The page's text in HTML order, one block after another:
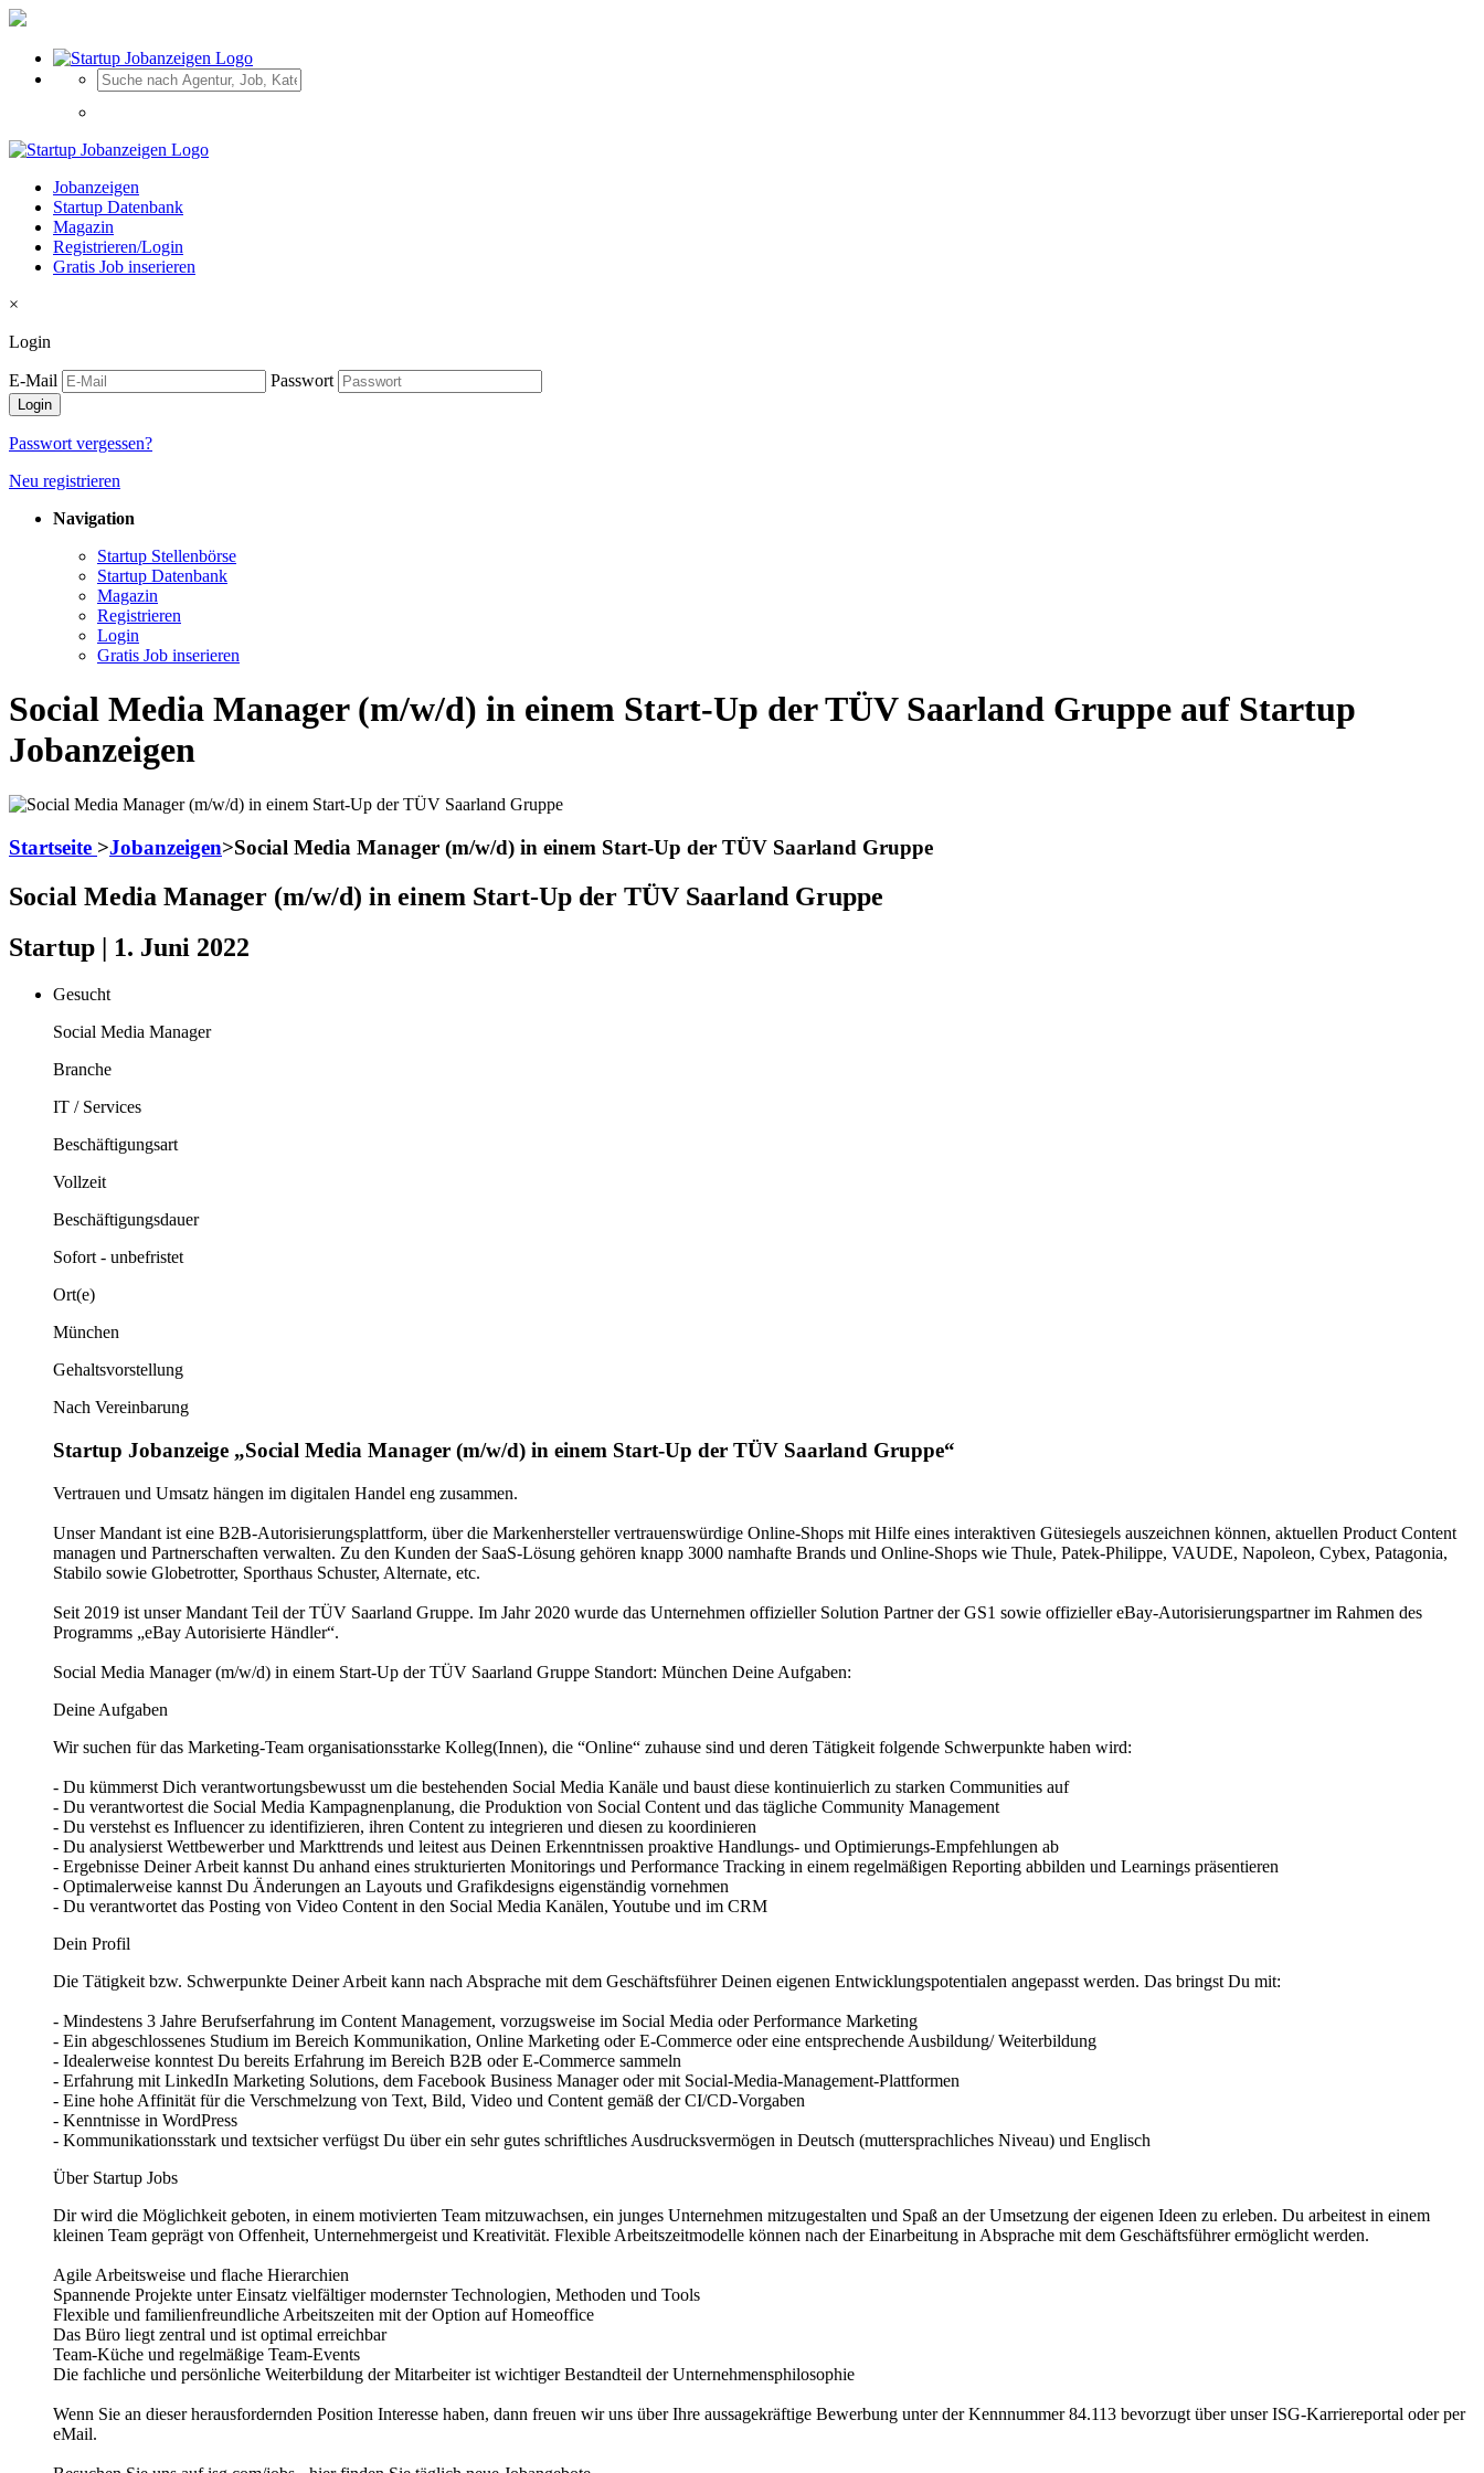
Jobanzeigen
Startup Datenbank
Magazin
Registrieren/Login
Gratis Job inserieren
×
Login
E-Mail Passwort
Passwort vergessen?
Neu registrieren
Navigation
Startup Stellenbörse
Startup Datenbank
Magazin
Registrieren
Login
Gratis Job inserieren
Social Media Manager (m/w/d) in einem Start-Up der TÜV Saarland Gruppe auf Startup
Jobanzeigen
Startseite >Jobanzeigen>Social Media Manager (m/w/d) in einem Start-Up der TÜV Saarland Gruppe
Social Media Manager (m/w/d) in einem Start-Up der TÜV Saarland Gruppe
Startup | 1. Juni 2022
Gesucht
Social Media Manager
Branche
IT / Services
Beschäftigungsart
Vollzeit
Beschäftigungsdauer
Sofort - unbefristet
Ort(e)
München
Gehaltsvorstellung
Nach Vereinbarung
Startup Jobanzeige „Social Media Manager (m/w/d) in einem Start-Up der TÜV Saarland Gruppe“
Vertrauen und Umsatz hängen im digitalen Handel eng zusammen.
Unser Mandant ist eine B2B-Autorisierungsplattform, über die Markenhersteller vertrauenswürdige Online-Shops mit Hilfe eines interaktiven Gütesiegels auszeichnen können, aktuellen Product Content
managen und Partnerschaften verwalten. Zu den Kunden der SaaS-Lösung gehören knapp 3000 namhafte Brands und Online-Shops wie Thule, Patek-Philippe, VAUDE, Napoleon, Cybex, Patagonia,
Stabilo sowie Globetrotter, Sporthaus Schuster, Alternate, etc.
Seit 2019 ist unser Mandant Teil der TÜV Saarland Gruppe. Im Jahr 2020 wurde das Unternehmen offizieller Solution Partner der GS1 sowie offizieller eBay-Autorisierungspartner im Rahmen des
Programms „eBay Autorisierte Händler“.
Social Media Manager (m/w/d) in einem Start-Up der TÜV Saarland Gruppe Standort: München Deine Aufgaben:
Deine Aufgaben
Wir suchen für das Marketing-Team organisationsstarke Kolleg(Innen), die “Online“ zuhause sind und deren Tätigkeit folgende Schwerpunkte haben wird:
- Du kümmerst Dich verantwortungsbewusst um die bestehenden Social Media Kanäle und baust diese kontinuierlich zu starken Communities auf
- Du verantwortest die Social Media Kampagnenplanung, die Produktion von Social Content und das tägliche Community Management
- Du verstehst es Influencer zu identifizieren, ihren Content zu integrieren und diesen zu koordinieren
- Du analysierst Wettbewerber und Markttrends und leitest aus Deinen Erkenntnissen proaktive Handlungs- und Optimierungs-Empfehlungen ab
- Ergebnisse Deiner Arbeit kannst Du anhand eines strukturierten Monitorings und Performance Tracking in einem regelmäßigen Reporting abbilden und Learnings präsentieren
- Optimalerweise kannst Du Änderungen an Layouts und Grafikdesigns eigenständig vornehmen
- Du verantwortet das Posting von Video Content in den Social Media Kanälen, Youtube und im CRM
Dein Profil
Die Tätigkeit bzw. Schwerpunkte Deiner Arbeit kann nach Absprache mit dem Geschäftsführer Deinen eigenen Entwicklungspotentialen angepasst werden. Das bringst Du mit:
- Mindestens 3 Jahre Berufserfahrung im Content Management, vorzugsweise im Social Media oder Performance Marketing
- Ein abgeschlossenes Studium im Bereich Kommunikation, Online Marketing oder E-Commerce oder eine entsprechende Ausbildung/ Weiterbildung
- Idealerweise konntest Du bereits Erfahrung im Bereich B2B oder E-Commerce sammeln
- Erfahrung mit LinkedIn Marketing Solutions, dem Facebook Business Manager oder mit Social-Media-Management-Plattformen
- Eine hohe Affinität für die Verschmelzung von Text, Bild, Video und Content gemäß der CI/CD-Vorgaben
- Kenntnisse in WordPress
- Kommunikationsstark und textsicher verfügst Du über ein sehr gutes schriftliches Ausdrucksvermögen in Deutsch (muttersprachliches Niveau) und Englisch
Über Startup Jobs
Dir wird die Möglichkeit geboten, in einem motivierten Team mitzuwachsen, ein junges Unternehmen mitzugestalten und Spaß an der Umsetzung der eigenen Ideen zu erleben. Du arbeitest in einem
kleinen Team geprägt von Offenheit, Unternehmergeist und Kreativität. Flexible Arbeitszeitmodelle können nach der Einarbeitung in Absprache mit dem Geschäftsführer ermöglicht werden.
Agile Arbeitsweise und flache Hierarchien
Spannende Projekte unter Einsatz vielfältiger modernster Technologien, Methoden und Tools
Flexible und familienfreundliche Arbeitszeiten mit der Option auf Homeoffice
Das Büro liegt zentral und ist optimal erreichbar
Team-Küche und regelmäßige Team-Events
Die fachliche und persönliche Weiterbildung der Mitarbeiter ist wichtiger Bestandteil der Unternehmensphilosophie
Wenn Sie an dieser herausfordernden Position Interesse haben, dann freuen wir uns über Ihre aussagekräftige Bewerbung unter der Kennnummer 84.113 bevorzugt über unser ISG-Karriereportal oder per
eMail.